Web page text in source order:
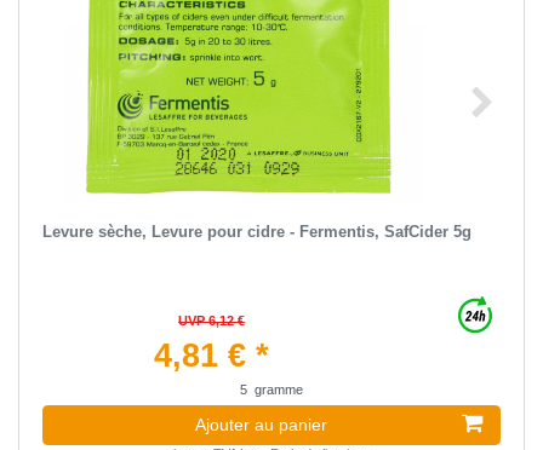
Levure sèche, Levure pour cidre - Fermentis, SafCider 5g
UVP 6,12 €
4,81 € *
5 gramme
Ajouter au panier